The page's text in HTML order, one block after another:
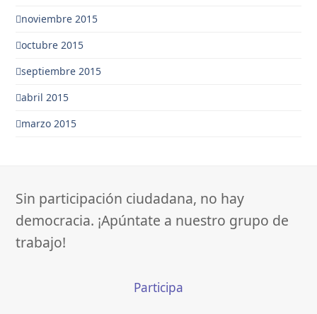
noviembre 2015
octubre 2015
septiembre 2015
abril 2015
marzo 2015
Sin participación ciudadana, no hay
democracia. ¡Apúntate a nuestro grupo de
trabajo!
Participa